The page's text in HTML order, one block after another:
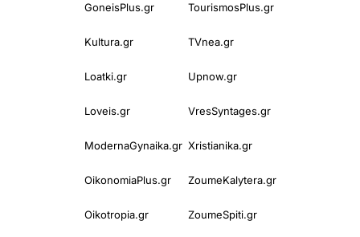
GoneisPlus.gr TourismosPlus.gr
Kultura.gr TVnea.gr
Loatki.gr Upnow.gr
Loveis.gr VresSyntages.gr
ModernaGynaika.gr Xristianika.gr
OikonomiaPlus.gr ZoumeKalytera.gr
Oikotropia.gr ZoumeSpiti.gr